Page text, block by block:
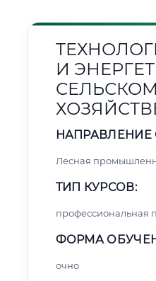
И
НАПРАВЛЕНИЕ
Лесная
ТИП КУРСОВ:
профессиональная
ФОРМА
очно